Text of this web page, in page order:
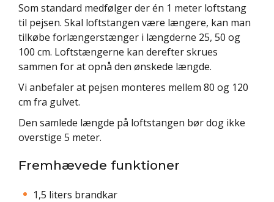
Som standard medfølger der én 1 meter loftstang
til pejsen. Skal loftstangen være længere, kan man
tilkøbe forlængerstænger i længderne 25, 50 og
100 cm. Loftstængerne kan derefter skrues
sammen for at opnå den ønskede længde.
Vi anbefaler at pejsen monteres mellem 80 og 120
cm fra gulvet.
Den samlede længde på loftstangen bør dog ikke
overstige 5 meter.
Fremhævede funktioner
1,5 liters brandkar